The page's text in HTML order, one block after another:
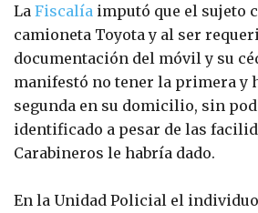
La Fiscalía imputó que el sujeto
camioneta Toyota y al ser
documentación del móvil y su
manifestó no tener la primera y
segunda en su domicilio, sin
identificado a pesar de las
Carabineros le habría dado.
En la Unidad Policial el